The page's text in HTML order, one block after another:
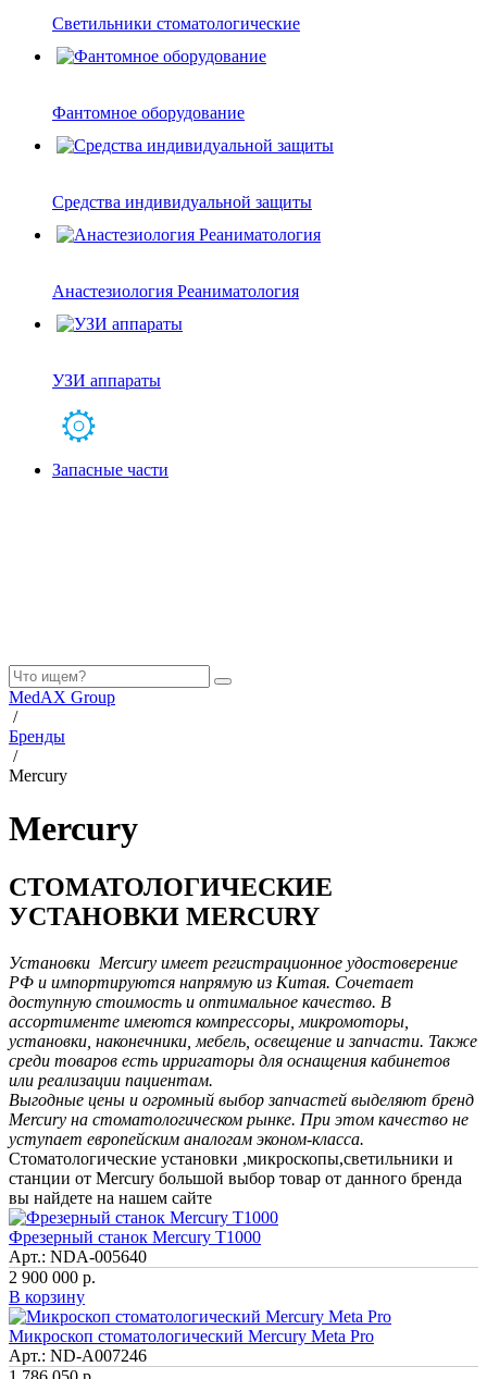
Светильники стоматологические
Фантомное оборудование
Средства индивидуальной защиты
Анастезиология Реаниматология
УЗИ аппараты
Запасные части
MedAX Group
/
Бренды
/
Mercury
Mercury
СТОМАТОЛОГИЧЕСКИЕ
УСТАНОВКИ MERCURY
Установки Mercury имеет регистрационное удостоверение
РФ и импортируются напрямую из Китая. Сочетает
доступную стоимость и оптимальное качество. В
ассортименте имеются компрессоры, микромоторы,
установки, наконечники, мебель, освещение и запчасти. Также
среди товаров есть ирригаторы для оснащения кабинетов
или реализации пациентам.
Выгодные цены и огромный выбор запчастей выделяют бренд
Mercury на стоматологическом рынке. При этом качество не
уступает европейским аналогам эконом-класса.
Стоматологические установки ,микроскопы,светильники и
станции от Mercury большой выбор товар от данного бренда
вы найдете на нашем сайте
Фрезерный станок Mercury T1000
Арт.: NDA-005640
2 900 000 р.
В корзину
Микроскоп стоматологический Mercury Meta Pro
Арт.: ND-A007246